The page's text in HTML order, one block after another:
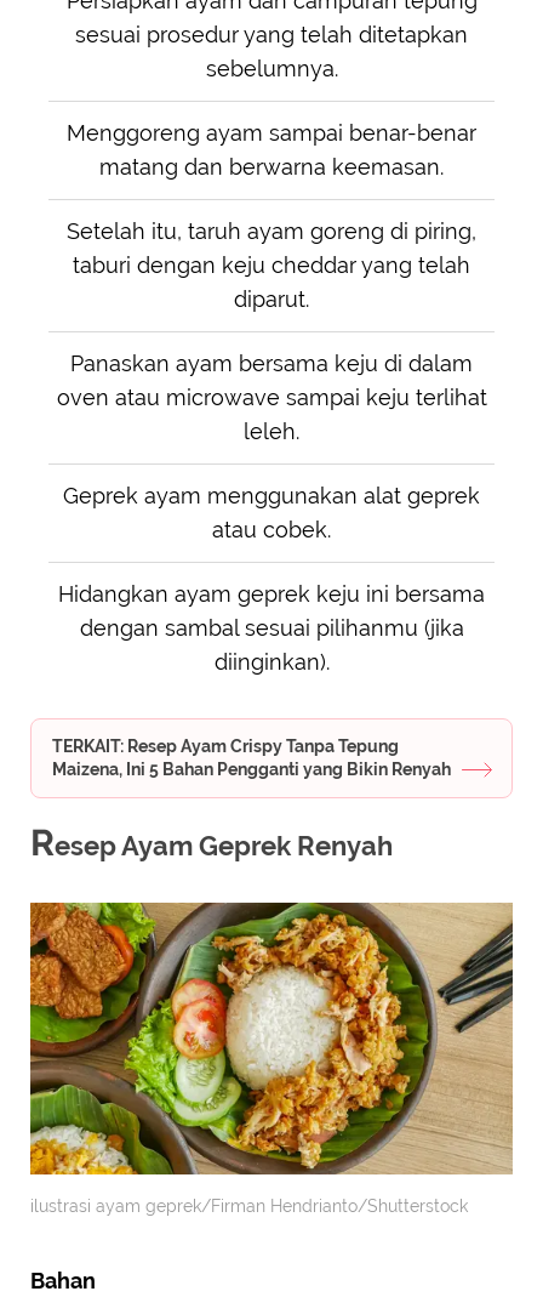
sesuai prosedur yang telah ditetapkan
sebelumnya.
Menggoreng ayam sampai benar-benar
matang dan berwarna keemasan.
Setelah itu, taruh ayam goreng di piring,
taburi dengan keju cheddar yang telah
diparut.
Panaskan ayam bersama keju di dalam
oven atau microwave sampai keju terlihat
leleh.
Geprek ayam menggunakan alat geprek
atau cobek.
Hidangkan ayam geprek keju ini bersama
dengan sambal sesuai pilihanmu (jika
diinginkan).
TERKAIT: Resep Ayam Crispy Tanpa Tepung
Maizena, Ini 5 Bahan Pengganti yang Bikin Renyah
Resep Ayam Geprek Renyah
ilustrasi ayam geprek/Firman Hendrianto/Shutterstock
Bahan